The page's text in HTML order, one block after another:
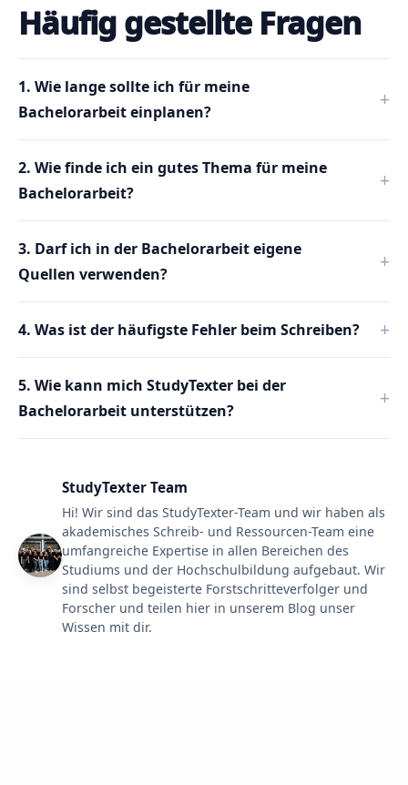
Häufig gestellte Fragen
1. Wie lange sollte ich für meine
Bachelorarbeit einplanen?
2. Wie finde ich ein gutes Thema für meine
Bachelorarbeit?
3. Darf ich in der Bachelorarbeit eigene
Quellen verwenden?
4. Was ist der häufigste Fehler beim Schreiben?
5. Wie kann mich StudyTexter bei der
Bachelorarbeit unterstützen?
StudyTexter Team
Hi! Wir sind das StudyTexter-Team und wir haben als
akademisches Schreib- und Ressourcen-Team eine
umfangreiche Expertise in allen Bereichen des
Studiums und der Hochschulbildung aufgebaut. Wir
sind selbst begeisterte Forstschritteverfolger und
Forscher und teilen hier in unserem Blog unser
Wissen mit dir.